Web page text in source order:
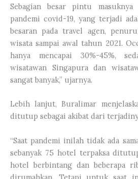
Sebagian besar pintu
pandemi covid-19, yang terjadi
besaran pada travel agen,
wisata sampai awal tahun 2021.
hanya mencapai 30%-45%,
wisatawan Singapura dan
sangat banyak,” ujarnya.
Lebih lanjut, Buralimar
ditutup sebagai akibat dari
“Saat pandemi inilah tidak ada
sebanyak 75 hotel terpaksa
hotel berbintang dan beberapa